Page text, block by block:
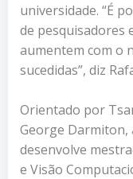
universidade. “É
de pesquisadores
aumentem com o
sucedidas”, diz
Orientado por
George Darmiton,
desenvolve
e Visão